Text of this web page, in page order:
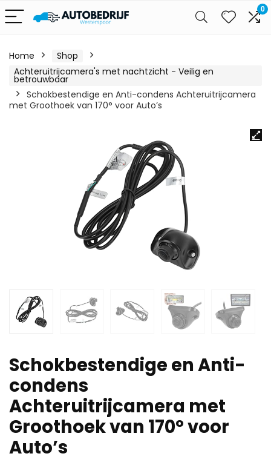
0
Home
Shop
Achteruitrijcamera's met nachtzicht - Veilig en
betrouwbaar
Schokbestendige en Anti-condens Achteruitrijcamera
met Groothoek van 170° voor Auto’s
Schokbestendige en Anti-
condens
Achteruitrijcamera met
Groothoek van 170° voor
Auto’s